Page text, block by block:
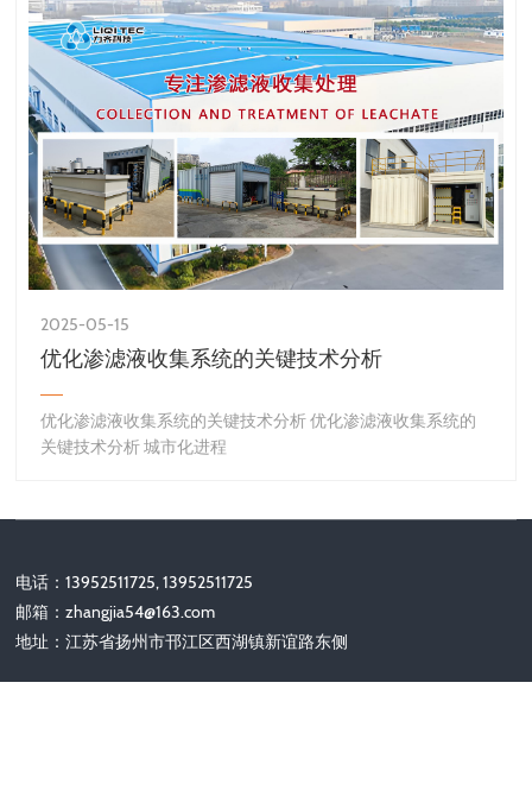
2025-05-15
优化渗滤液收集系统的关键技术分析
优化渗滤液收集系统的关键技术分析 优化渗滤液收集系统的
关键技术分析 城市化进程
电话：13952511725, 13952511725
邮箱：zhangjia54@163.com
地址：江苏省扬州市邗江区西湖镇新谊路东侧